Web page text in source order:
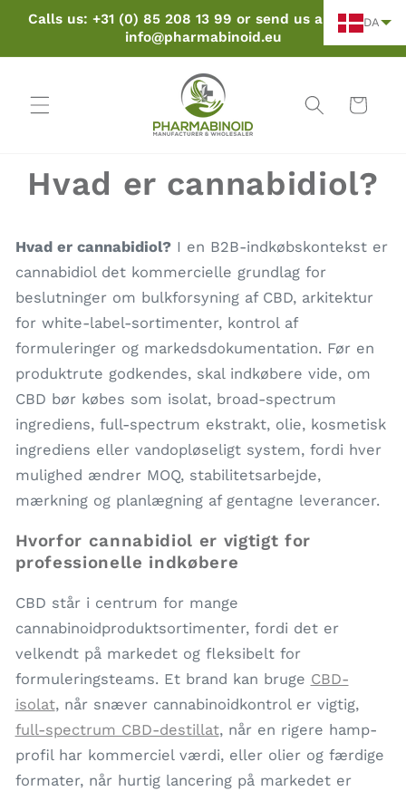
til
Calls us: +31 (0) 85 208 13 99 or send us an email:
info@pharmabinoid.eu
Kurv
Hvad er cannabidiol?
Hvad er cannabidiol?I en B2B-indkøbskontekst er
cannabidiol det kommercielle grundlag for
beslutninger om bulkforsyning af CBD, arkitektur
for white-label-sortimenter, kontrol af
formuleringer og markedsdokumentation. Før en
produktrute godkendes, skal indkøbere vide, om
CBD bør købes som isolat, broad-spectrum
ingrediens, full-spectrum ekstrakt, olie, kosmetisk
ingrediens eller vandopløseligt system, fordi hver
mulighed ændrer MOQ, stabilitetsarbejde,
mærkning og planlægning af gentagne leverancer.
Hvorfor cannabidiol er vigtigt for
professionelle indkøbere
CBD står i centrum for mange
cannabinoidproduktsortimenter, fordi det er
velkendt på markedet og fleksibelt for
formuleringsteams. Et brand kan bruge CBD-
isolat, når snæver cannabinoidkontrol er vigtig,
full-spectrum CBD-destillat, når en rigere hamp-
profil har kommerciel værdi, eller olier og færdige
formater, når hurtig lancering på markedet er
DA